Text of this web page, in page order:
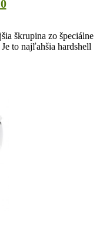
škrupina zo špeciálne
to najľahšia hardshell